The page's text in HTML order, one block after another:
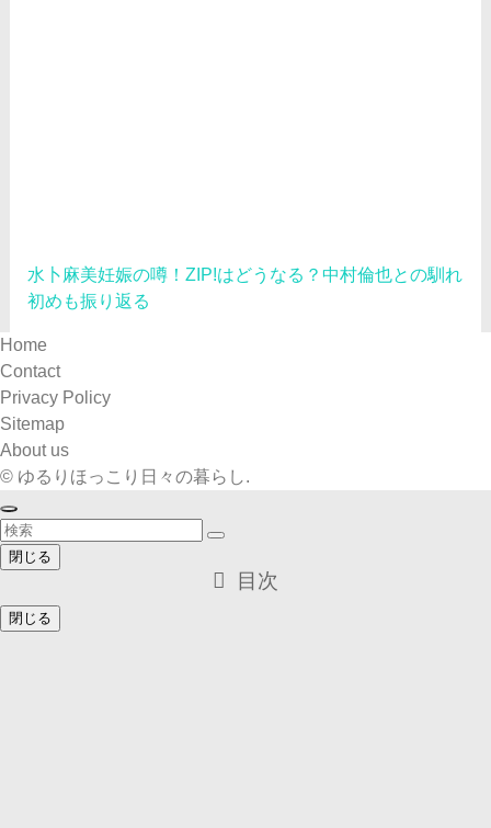
水卜麻美妊娠の噂！ZIP!はどうなる？中村倫也との馴れ
初めも振り返る
Home
Contact
Privacy Policy
Sitemap
About us
© ゆるりほっこり日々の暮らし.
閉じる
目次
閉じる